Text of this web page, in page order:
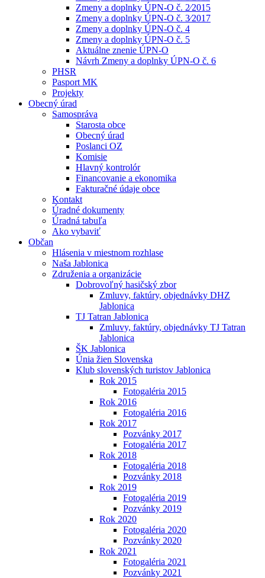
Zmeny a doplnky ÚPN-O č. 2⁄2015
Zmeny a doplnky ÚPN-O č. 3⁄2017
Zmeny a doplnky ÚPN-O č. 4
Zmeny a doplnky ÚPN-O č. 5
Aktuálne znenie ÚPN-O
Návrh Zmeny a doplnky ÚPN-O č. 6
PHSR
Pasport MK
Projekty
Obecný úrad
Samospráva
Starosta obce
Obecný úrad
Poslanci OZ
Komisie
Hlavný kontrolór
Financovanie a ekonomika
Fakturačné údaje obce
Kontakt
Úradné dokumenty
Úradná tabuľa
Ako vybaviť
Občan
Hlásenia v miestnom rozhlase
Naša Jablonica
Združenia a organizácie
Dobrovoľný hasičský zbor
Zmluvy, faktúry, objednávky DHZ
Jablonica
TJ Tatran Jablonica
Zmluvy, faktúry, objednávky TJ Tatran
Jablonica
ŠK Jablonica
Únia žien Slovenska
Klub slovenských turistov Jablonica
Rok 2015
Fotogaléria 2015
Rok 2016
Fotogaléria 2016
Rok 2017
Pozvánky 2017
Fotogaléria 2017
Rok 2018
Fotogaléria 2018
Pozvánky 2018
Rok 2019
Fotogaléria 2019
Pozvánky 2019
Rok 2020
Fotogaléria 2020
Pozvánky 2020
Rok 2021
Fotogaléria 2021
Pozvánky 2021